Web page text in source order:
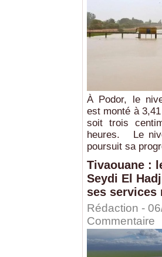
À Podor, le
est monté à
soit trois
heures. Le
poursuit sa
Tivaouane :
Seydi El
ses services
Rédaction -
Commentaire